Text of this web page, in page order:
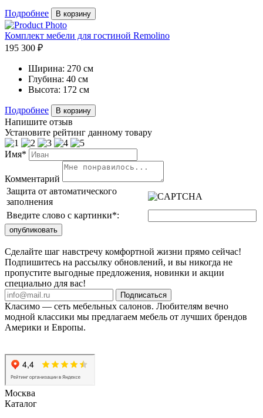
Подробнее В корзину
Комплект мебели для гостиной Remolino
195 300 ₽
Ширина: 270 см
Глубина: 40 см
Высота: 172 см
Подробнее В корзину
Напишите отзыв
Установите рейтинг данному товару
Имя*
Комментарий
Защита от автоматического
заполнения
Введите слово с картинки*:
Сделайте шаг навстречу комфортной жизни прямо сейчас!
Подпишитесь на рассылку обновлений, и вы никогда не
пропустите выгодные предложения, новинки и акции
специально для вас!
Подписаться
Класимо — cеть мебельных салонов. Любителям вечно
модной классики мы предлагаем мебель от лучших брендов
Америки и Европы.
Москва
Каталог